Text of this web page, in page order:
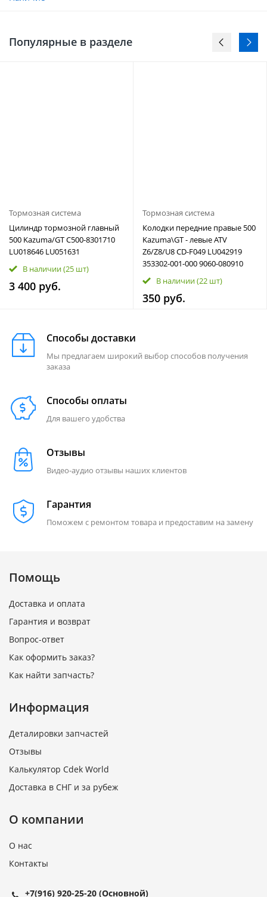
Популярные в разделе
Тормозная система
Цилиндр тормозной главный
500 Kazuma/GT C500-8301710
LU018646 LU051631
В наличии(25 шт)
3 400 руб.
Тормозная система
Колодки передние правые 500
Kazuma\GT - левые ATV
Z6/Z8/U8 CD-F049 LU042919
353302-001-000 9060-080910
В наличии(22 шт)
350 руб.
Способы доставки
Мы предлагаем широкий выбор способов получения
заказа
Способы оплаты
Для вашего удобства
Отзывы
Видео-аудио отзывы наших клиентов
Гарантия
Поможем с ремонтом товара и предоставим на замену
Помощь
Доставка и оплата
Гарантия и возврат
Вопрос-ответ
Как оформить заказ?
Как найти запчасть?
Информация
Деталировки запчастей
Отзывы
Калькулятор Cdek World
Доставка в СНГ и за рубеж
О компании
О нас
Контакты
+7(916) 920-25-20 (Основной)